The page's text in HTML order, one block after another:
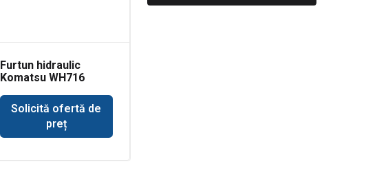
Furtun hidraulic
Komatsu WH716
Solicită ofertă de
preț